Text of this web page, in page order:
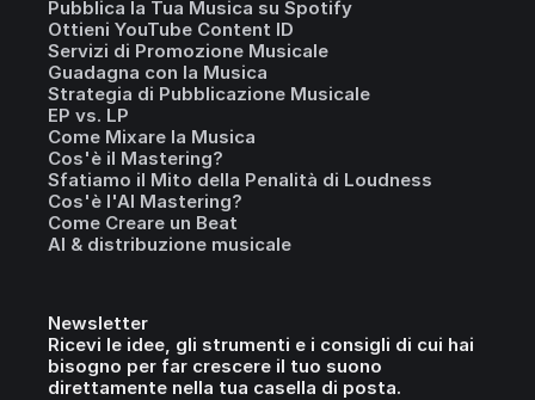
Pubblica la Tua Musica su Spotify
Ottieni YouTube Content ID
Servizi di Promozione Musicale
Guadagna con la Musica
Strategia di Pubblicazione Musicale
EP vs. LP
Come Mixare la Musica
Cos'è il Mastering?
Sfatiamo il Mito della Penalità di Loudness
Cos'è l'AI Mastering?
Come Creare un Beat
AI & distribuzione musicale
Newsletter
Ricevi le idee, gli strumenti e i consigli di cui hai
bisogno per far crescere il tuo suono
direttamente nella tua casella di posta.